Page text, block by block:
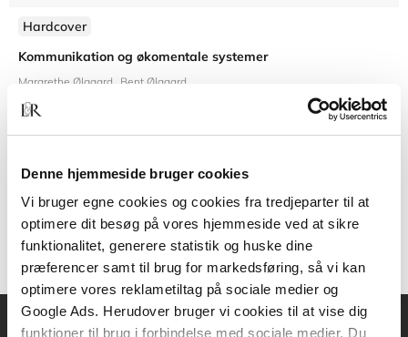
Denne hjemmeside bruger cookies
Vi bruger egne cookies og cookies fra tredjeparter til at
optimere dit besøg på vores hjemmeside ved at sikre
funktionalitet, generere statistik og huske dine
præferencer samt til brug for markedsføring, så vi kan
optimere vores reklametiltag på sociale medier og
Google Ads. Herudover bruger vi cookies til at vise dig
funktioner til brug i forbindelse med sociale medier. Du
Hardcover
Kommunikation og økomentale systemer
Margrethe Ølgaard Bent Ølgaard
399,00 KR.